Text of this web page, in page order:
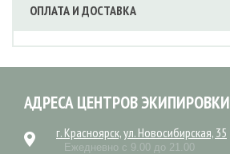
ОПЛАТА И ДОСТАВКА
АДРЕСА ЦЕНТРОВ ЭКИПИРОВКИ
г. Красноярск, ул. Новосибирская, 35
Ежедневно с 9.00 до 21.00